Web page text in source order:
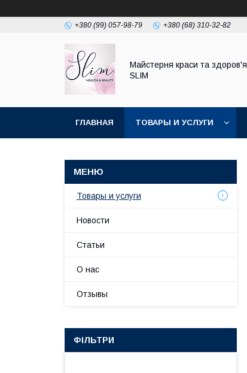
+380 (99) 057-98-79 +380 (68) 310-32-82
Майстерня краси та здоров'я
SLIM
ГЛАВНАЯ ТОВАРЫ И УСЛУГИ
Товары и услуги
Новости
Статьи
О нас
Отзывы
ФІЛЬТРИ